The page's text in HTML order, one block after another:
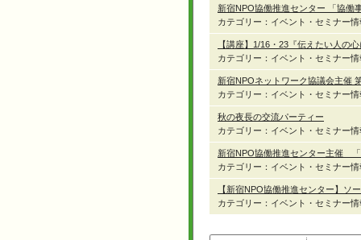
新宿NPO協働推進センター 「協働
カテゴリー：イベント・セミナー情
【講座】1/16・23『伝えたい人の
カテゴリー：イベント・セミナー情
新宿NPOネットワーク協議会主催
カテゴリー：イベント・セミナー情
秋の夜長の交流パーティー
カテゴリー：イベント・セミナー情
新宿NPO協働推進センター主催
カテゴリー：イベント・セミナー情
【新宿NPO協働推進センター】ソ
カテゴリー：イベント・セミナー情